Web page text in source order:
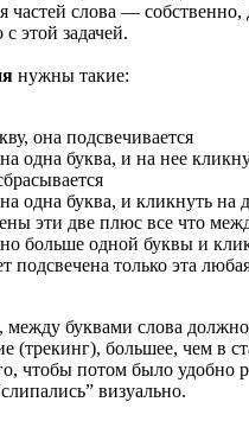
частей слова — собственно,
этой задачей.
нужны такие:
она подсвечивается
одна буква, и на нее
одна буква, и кликнуть
эти две плюс все что
больше одной буквы и
только эта
, между буквами слова
(трекинг), большее, чем в
чтобы потом было удобно
визуально.